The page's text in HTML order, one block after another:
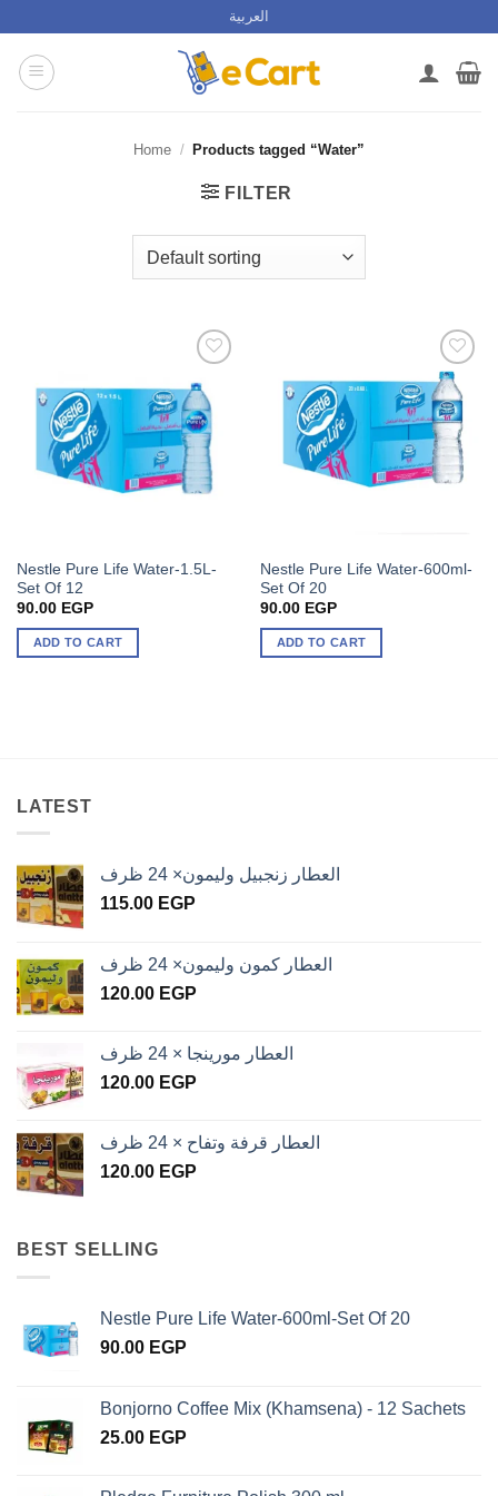
content
العربية
Home / Products tagged “Water”
FILTER
Nestle Pure Life Water-1.5L-
Set Of 12
90.00EGP
ADD TO CART
Nestle Pure Life Water-600ml-
Set Of 20
90.00EGP
ADD TO CART
LATEST
العطار زنجبيل وليمون× 24 ظرف
115.00 EGP
العطار كمون وليمون× 24 ظرف
120.00 EGP
العطار مورينجا × 24 ظرف
120.00 EGP
العطار قرفة وتفاح × 24 ظرف
120.00 EGP
BEST SELLING
Nestle Pure Life Water-600ml-Set Of 20
90.00 EGP
Bonjorno Coffee Mix (Khamsena) - 12 Sachets
25.00 EGP